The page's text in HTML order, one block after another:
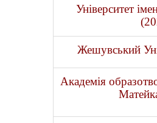
Університет
Жешувський
Академія